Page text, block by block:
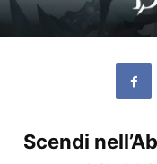
Scendi